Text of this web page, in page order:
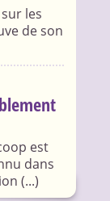
les
de son
est
dans
(...)